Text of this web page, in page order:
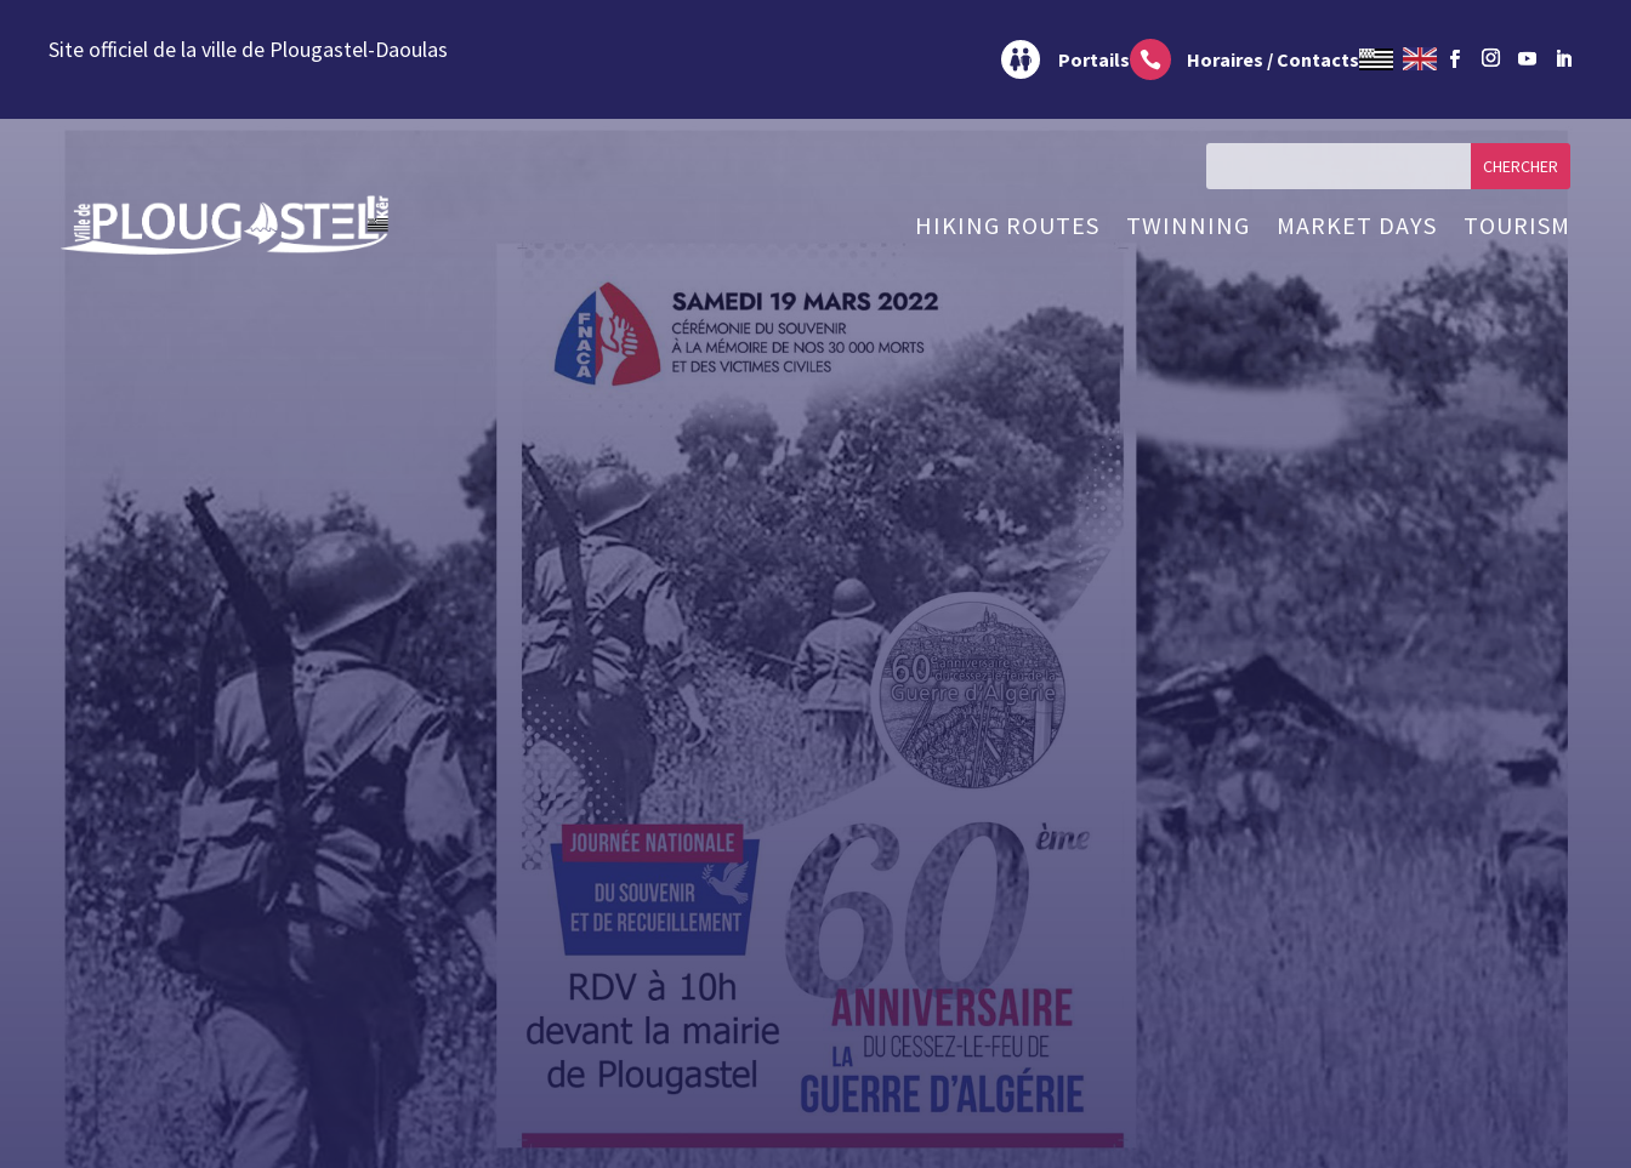
Aller à la navigation
Site officiel de la ville de Plougastel-Daoulas Portails  Horaires / Contacts
HIKING ROUTES TWINNING MARKET DAYS TOURISM